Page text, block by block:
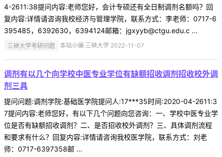
4-2611:38提问内容:老师您好，会计专硕还有全日制调剂名额吗？回
复内容:详情请咨询我校经济与管理学院，联系方式：李老师：0717-6
395485，6392630，6394124邮箱：jgxyyb@ctgu.edu.c ...
三峡大学考研问题 本站小编 三峡大学 2022-11-07
调剂有以几个向学校中医专业学位有缺额招收调剂招收校外调
剂三具
提问问题:调剂学院:基础医学院提问人:17***35时间:2020-04-2611:3
7提问内容:老师您好，有以下几个问题向您咨询：一、学校中医专业学
位是否有缺额招收调剂？二、是否招收校外调剂？三、具体调剂流程
和要求有什么？回复内容:详情请咨询我校医学院，联系方式：刘老
师：0717-6397358邮 ...